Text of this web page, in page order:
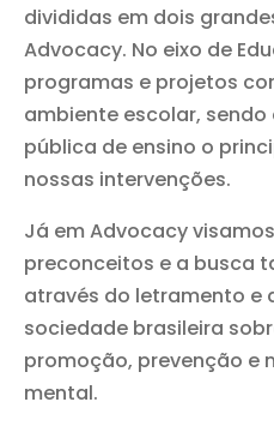
divididas em dois
Advocacy. No eixo de
programas e projetos
ambiente escolar,
pública de ensino o
nossas intervenções.
Já em Advocacy
preconceitos e a busca
através do letramento e
sociedade brasileira
promoção, prevenção e
mental.